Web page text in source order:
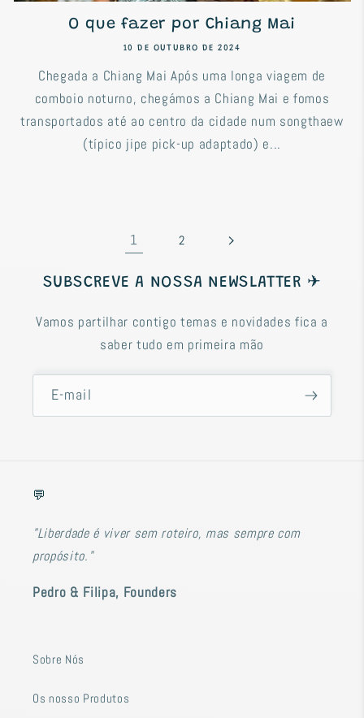
O que fazer por Chiang Mai
10 DE OUTUBRO DE 2024
Chegada a Chiang Mai Após uma longa viagem de
comboio noturno, chegámos a Chiang Mai e fomos
transportados até ao centro da cidade num songthaew
(típico jipe pick-up adaptado) e...
1 2
SUBSCREVE A NOSSA NEWSLATTER ✈
Vamos partilhar contigo temas e novidades fica a
saber tudo em primeira mão
E-mail
💬
"Liberdade é viver sem roteiro, mas sempre com
propósito."
Pedro & Filipa, Founders
Sobre Nós
Os nosso Produtos